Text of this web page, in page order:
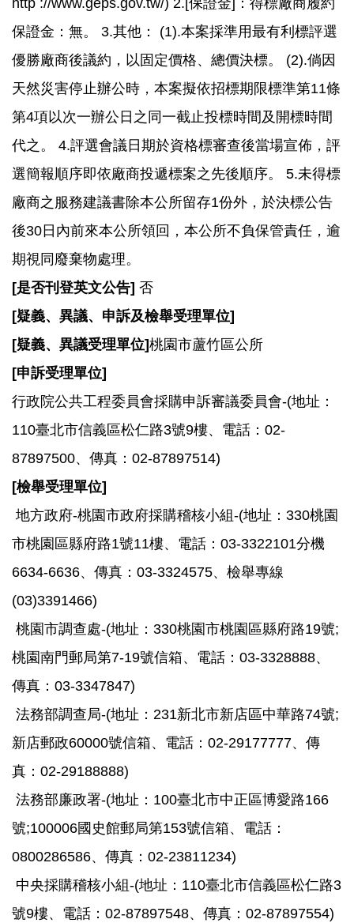
http ://www.geps.gov.tw/) 2.[保證金]：得標廠商履約
保證金：無。 3.其他： (1).本案採準用最有利標評選
優勝廠商後議約，以固定價格、總價決標。 (2).倘因
天然災害停止辦公時，本案擬依招標期限標準第11條
第4項以次一辦公日之同一截止投標時間及開標時間
代之。 4.評選會議日期於資格標審查後當場宣佈，評
選簡報順序即依廠商投遞標案之先後順序。 5.未得標
廠商之服務建議書除本公所留存1份外，於決標公告
後30日內前來本公所領回，本公所不負保管責任，逾
期視同廢棄物處理。
[是否刊登英文公告] 否
[疑義、異議、申訴及檢舉受理單位]
[疑義、異議受理單位]桃園市蘆竹區公所
[申訴受理單位]
行政院公共工程委員會採購申訴審議委員會-(地址：
110臺北市信義區松仁路3號9樓、電話：02-
87897500、傳真：02-87897514)
[檢舉受理單位]
地方政府-桃園市政府採購稽核小組-(地址：330桃園
市桃園區縣府路1號11樓、電話：03-3322101分機
6634-6636、傳真：03-3324575、檢舉專線
(03)3391466)
桃園市調查處-(地址：330桃園市桃園區縣府路19號;
桃園南門郵局第7-19號信箱、電話：03-3328888、
傳真：03-3347847)
法務部調查局-(地址：231新北市新店區中華路74號;
新店郵政60000號信箱、電話：02-29177777、傳
真：02-29188888)
法務部廉政署-(地址：100臺北市中正區博愛路166
號;100006國史館郵局第153號信箱、電話：
0800286586、傳真：02-23811234)
中央採購稽核小組-(地址：110臺北市信義區松仁路3
號9樓、電話：02-87897548、傳真：02-87897554)